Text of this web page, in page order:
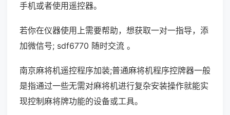
手机或者使用遥控器。
若你在仪器使用上需要帮助，想获取一对一指导，添
加微信号; sdf6770 随时交流 。
南京麻将机遥控程序加装;普通麻将机程序控牌器一般
是指通过一些无需对麻将机进行复杂安装操作就能实
现控制麻将牌功能的设备或工具。